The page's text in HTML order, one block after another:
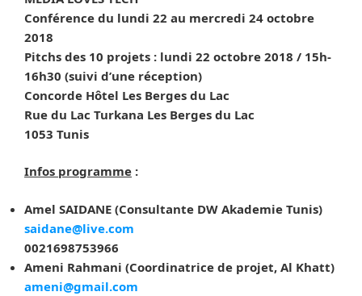
Conférence du lundi 22 au mercredi 24 octobre
2018
Pitchs des 10 projets : lundi 22 octobre 2018 / 15h-
16h30 (suivi d’une réception)
Concorde Hôtel Les Berges du Lac
Rue du Lac Turkana Les Berges du Lac
1053 Tunis
Infos programme :
Amel SAIDANE (Consultante DW Akademie Tunis)
saidane@live.com
0021698753966
Ameni Rahmani (Coordinatrice de projet, Al Khatt)
ameni@gmail.com